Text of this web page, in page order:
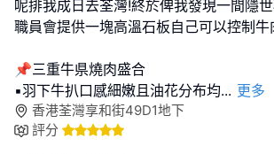
呢排我成日去荃灣!終於俾我發現一間隱
職員會提供一塊高溫石板自己可以控制牛
📌三重牛県燒肉盛合
▪️羽下牛扒口感細嫩且油花分布均... 更多
香港荃灣享和街49D1地下
評分